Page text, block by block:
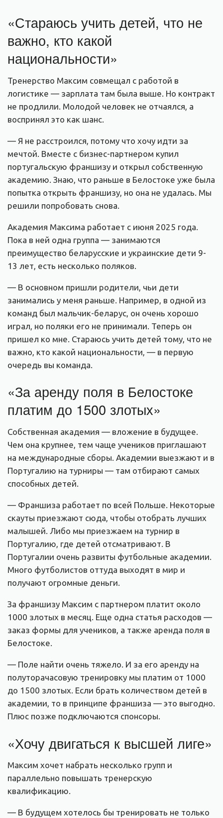
«Стараюсь учить детей, что не
важно, кто какой
национальности»
Тренерство Максим совмещал с работой в
логистике — зарплата там была выше. Но контракт
не продлили. Молодой человек не отчаялся, а
воспринял это как шанс.
— Я не расстроился, потому что хочу идти за
мечтой. Вместе с бизнес-партнером купил
португальскую франшизу и открыл собственную
академию. Знаю, что раньше в Белостоке уже была
попытка открыть франшизу, но она не удалась. Мы
решили попробовать снова.
Академия Максима работает с июня 2025 года.
Пока в ней одна группа — занимаются
преимущество беларусские и украинские дети 9-
13 лет, есть несколько поляков.
— В основном пришли родители, чьи дети
занимались у меня раньше. Например, в одной из
команд был мальчик-беларус, он очень хорошо
играл, но поляки его не принимали. Теперь он
пришел ко мне. Стараюсь учить детей тому, что не
важно, кто какой национальности, — в первую
очередь вы команда.
«За аренду поля в Белостоке
платим до 1500 злотых»
Собственная академия — вложение в будущее.
Чем она крупнее, тем чаще учеников приглашают
на международные сборы. Академии выезжают и в
Португалию на турниры — там отбирают самых
способных детей.
— Франшиза работает по всей Польше. Некоторые
скауты приезжают сюда, чтобы отобрать лучших
малышей. Либо мы приезжаем на турнир в
Португалию, где детей отсматривают. В
Португалии очень развиты футбольные академии.
Много футболистов оттуда выходят в мир и
получают огромные деньги.
За франшизу Максим с партнером платит около
1000 злотых в месяц. Еще одна статья расходов —
заказ формы для учеников, а также аренда поля в
Белостоке.
— Поле найти очень тяжело. И за его аренду на
полуторачасовую тренировку мы платим от 1000
до 1500 злотых. Если брать количеством детей в
академии, то в принципе франшиза — это выгодно.
Плюс позже подключаются спонсоры.
«Хочу двигаться к высшей лиге»
Максим хочет набрать несколько групп и
параллельно повышать тренерскую
квалификацию.
— В будущем хотелось бы тренировать не только